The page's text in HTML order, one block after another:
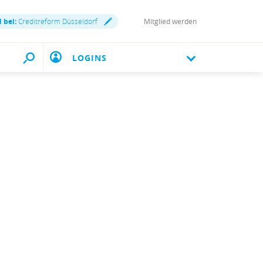
bei:Creditreform Düsseldorf Mitglied werden
LOGINS